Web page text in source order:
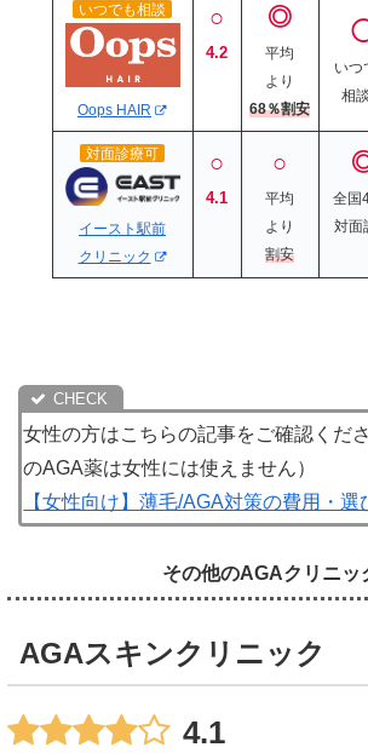
いつでも相談
Oops HAIR
○
4.2
◎
平均
より
68％割安
いつ
相
対面診療可
イースト駅前
クリニック
○
4.1
○
平均
より
割安
全国
対面
女性の方はこちらの記事をご確認くだ
のAGA薬は女性には使えません）
【女性向け】薄毛/AGA対策の費用・選
その他のAGAクリニッ
AGAスキンクリニック
4.1